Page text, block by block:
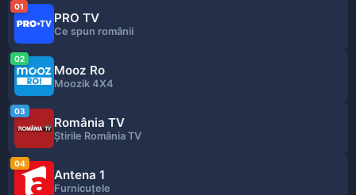
01
PRO TV
Ce spun românii
02
Mooz Ro
Moozik 4X4
03
România TV
Ştirile România TV
04
Antena 1
Furnicuțele